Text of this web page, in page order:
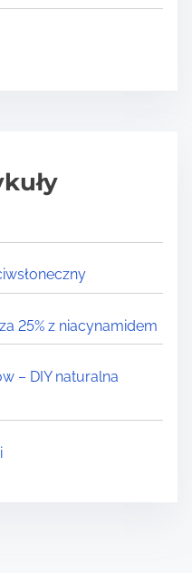
25% z niacynamidem
– DIY naturalna